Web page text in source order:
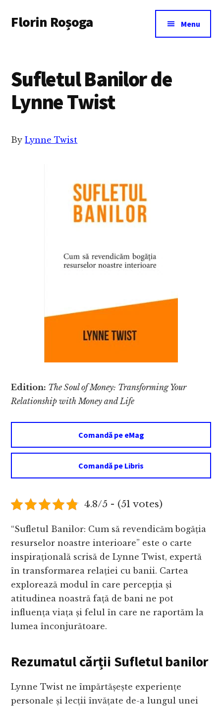
main
menu
Florin Roșoga Menu
Sufletul Banilor de
Lynne Twist
ByLynne Twist
Edition: The Soul of Money: Transforming Your
Relationship with Money and Life
Comandă pe eMag
Comandă pe Libris
4.8/5 - (51 votes)
“Sufletul Banilor: Cum să revendicăm bogăția
resurselor noastre interioare” este o carte
inspirațională scrisă de Lynne Twist, expertă
în transformarea relației cu banii. Cartea
explorează modul în care percepția și
atitudinea noastră față de bani ne pot
influența viața și felul în care ne raportăm la
lumea înconjurătoare.
Rezumatul cărții Sufletul banilor
Lynne Twist ne împărtășește experiențe
personale și lecții învățate de-a lungul unei